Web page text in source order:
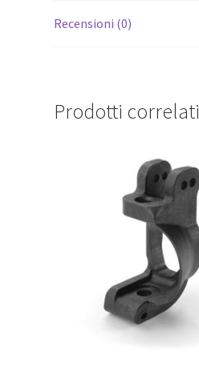
Recensioni (0)
Prodotti correlati